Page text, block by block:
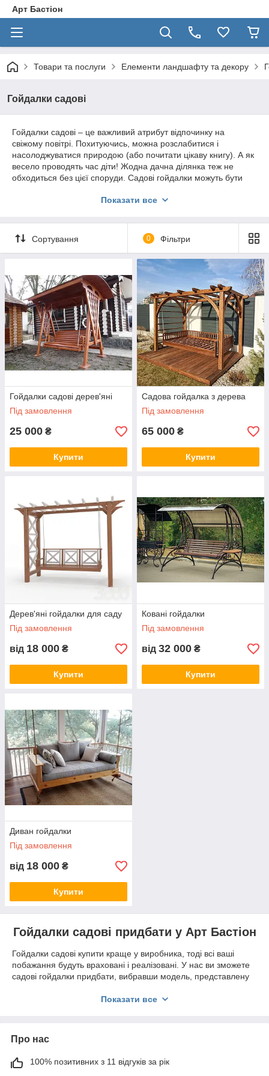
Арт Бастіон
Товари та послуги Елементи ландшафту та декору
Гойдалки садові
Гойдалки садові – це важливий атрибут відпочинку на
свіжому повітрі. Похитуючись, можна розслабитися і
насолоджуватися природою (або почитати цікаву книгу). А як
весело проводять час діти! Жодна дачна ділянка теж не
обходиться без цієї споруди. Садові гойдалки можуть бути
Для їх виготовлення застосовують різні матеріали:
дерево;
метал;
пластик.
Стиль виконання гойдалок також різний, тому підібрати виріб
на свій смак не складе праці. Це і м'які гойдалки-диванчики,
які допоможуть створити затишний куточок для приємного
відпочинку. Їх можна підвісити на терасі біля будинку. Такий
відпочинок сподобається і дорослим, і дітворі.
Є й дерев'яні гойдалки-лавки. Вони просторі і зручні, їх
встановлюють в будь-якому місці на ділянці —на дачі чи на
прибудинкових територіях.
Показати все
Сортування 0 Фільтри
Гойдалки садові дерев'яні
Під замовлення
25 000 ₴
Купити
Садова гойдалка з дерева
Під замовлення
65 000 ₴
Купити
Дерев'яні гойдалки для саду
Під замовлення
від 18 000 ₴
Купити
Ковані гойдалки
Під замовлення
від 32 000 ₴
Купити
Диван гойдалки
Під замовлення
від 18 000 ₴
Купити
Гойдалки садові придбати у Арт Бастіон
Гойдалки садові купити краще у виробника, тоді всі ваші
побажання будуть враховані і реалізовані. У нас ви зможете
садові гойдалки придбати, вибравши модель, представлену
Ми виготовимо будь-яку вподобану модель в обумовлені
підвісні. Стаціонарні гойдалки можуть бути укомплектовані
атмосферних опадів. Дах може бути покрита будь-яким
Показати все
Про нас
100% позитивних з 11 відгуків за рік